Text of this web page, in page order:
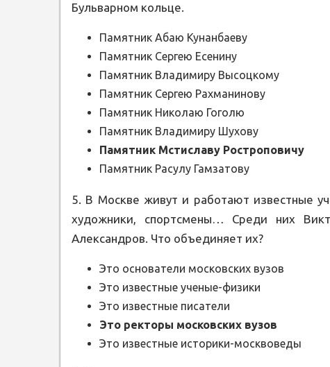
Бульварном кольце.
Памятник Абаю Кунанбаеву
Памятник Сергею Есенину
Памятник Владимиру Высоцкому
Памятник Сергею Рахманинову
Памятник Николаю Гоголю
Памятник Владимиру Шухову
Памятник Мстиславу Ростроповичу
Памятник Расулу Гамзатову
5. В Москве живут и работают известные
художники, спортсмены… Среди них
Александров. Что объединяет их?
Это основатели московских вузов
Это известные ученые-физики
Это известные писатели
Это ректоры московских вузов
Это известные историки-москвоведы